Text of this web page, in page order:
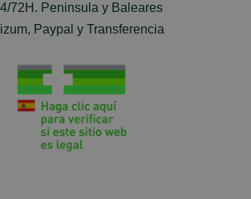
72H. Peninsula y Baleares
Paypal y Transferencia